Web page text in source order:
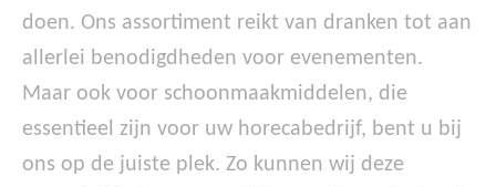
doen. Ons assortiment reikt van dranken tot aan
allerlei benodigdheden voor evenementen.
Maar ook voor schoonmaakmiddelen, die
essentieel zijn voor uw horecabedrijf, bent u bij
ons op de juiste plek. Zo kunnen wij deze